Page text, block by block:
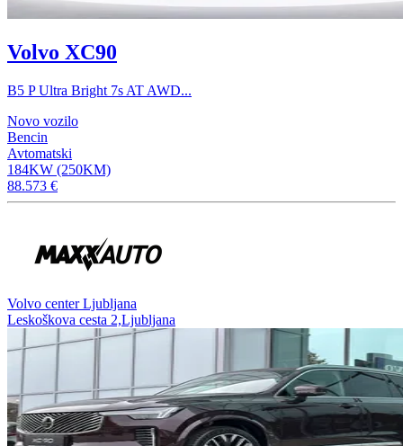
Volvo XC90
B5 P Ultra Bright 7s AT AWD...
Novo vozilo
Bencin
Avtomatski
184KW (250KM)
88.573 €
Volvo center Ljubljana
Leskoškova cesta 2,Ljubljana